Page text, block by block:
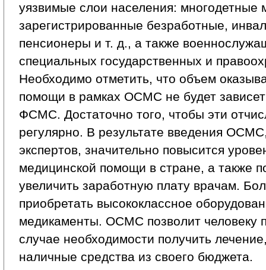
уязвимые слои населения: многодетные
зарегистрированные безработные,
пенсионеры и т. д., а также
специальных государственных и
Необходимо отметить, что объем
помощи в рамках ОСМС не будет
ФСМС. Достаточно того, чтобы эти
регулярно. В результате введения
экспертов, значительно повысится
медицинской помощи в стране, а также
увеличить заработную плату врачам.
приобретать высококлассное
медикаменты. ОСМС позволит человеку
случае необходимости получить
наличные средства из своего бюджета.